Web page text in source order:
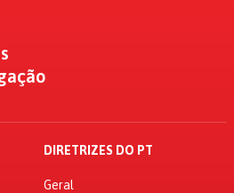
DIRETRIZES DO PT
Geral